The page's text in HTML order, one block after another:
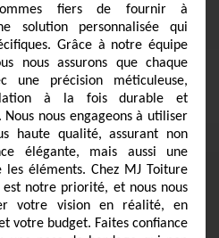
fiers de fournir à
solution personnalisée qui
Grâce à notre équipe
nous assurons que chaque
une précision méticuleuse,
à la fois durable et
nous engageons à utiliser
haute qualité, assurant non
élégante, mais aussi une
éléments. Chez MJ Toiture
notre priorité, et nous nous
votre vision en réalité, en
votre budget. Faites confiance